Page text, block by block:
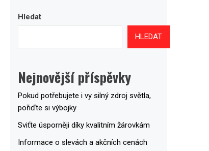
Hledat
HLEDAT
Nejnovější příspěvky
Pokud potřebujete i vy silný zdroj světla,
pořiďte si výbojky
Sviťte úsporněji díky kvalitním žárovkám
Informace o slevách a akčních cenách